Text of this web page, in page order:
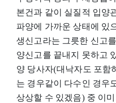
본건과 같이 실질적 입양
파양에 가까운 상태에 있
생신고라는 그릇한 신고
양신고를 끝내지 못하고
양 당사자(대낙자도 포함
는 경우같이 다수인 경우
상상할 수 있겠음) 중 이